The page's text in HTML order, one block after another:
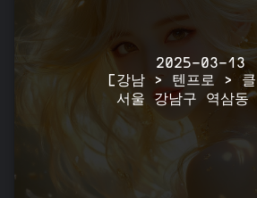
2025-03-13
[강남 > 텐프로 > 클
서울 강남구 역삼동